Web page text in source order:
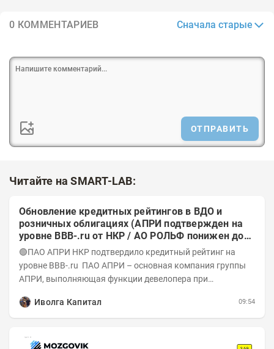
0 КОММЕНТАРИЕВ Сначала старые
ОТПРАВИТЬ
Читайте на SMART-LAB:
Обновление кредитных рейтингов в ВДО и
розничных облигациях (АПРИ подтвержден на
уровне BBB-.ru от НКР / АО РОЛЬФ понижен до
А-(RU) / Элит Строй присвоен на уровне BBB.ru)
🟢ПАО АПРИ НКР подтвердило кредитный рейтинг на
уровне BBB-.ru ПАО АПРИ – основная компания группы
АПРИ, выполняющая функции девелопера при
Иволга Капитал
09:54